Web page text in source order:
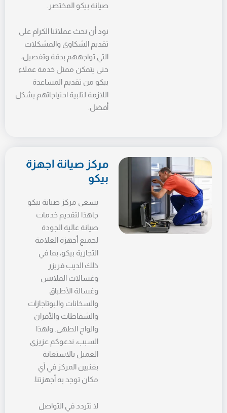
صيانة بيكو المختصر.
نود أن نحث عملائنا الكرام على
تقديم الشكاوى والمشكلات
التي تواجههم بدقة وتفصيل،
حتى يتمكن ممثل خدمة عملاء
بيكو من تقديم المساعدة
اللازمة لتلبية احتياجاتهم بشكل
أفضل.
مركز صيانة اجهزة
بيكو
يسعى مركز صيانة بيكو
جاهدًا لتقديم خدمات
صيانة عالية الجودة
لجميع أجهزة العلامة
التجارية بيكو، بما في
ذلك الديب فريزر
وغسالات الملابس
وغسالة الأطباق
والسخانات والبوتاجازات
والشفاطات والأفران
والواح الطهى. ولهذا
السبب، ندعوكم عزيزي
العميل بالاستعانة
بفنيين المركز في أي
مكان توجد به أجهزتنا.
لا تتردد في التواصل